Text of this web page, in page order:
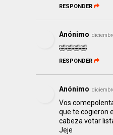
RESPONDER
Anónimo
🤣🤣🤣🤣
RESPONDER
Anónimo
Vos
que te cogieron
cabeza votar
Jeje